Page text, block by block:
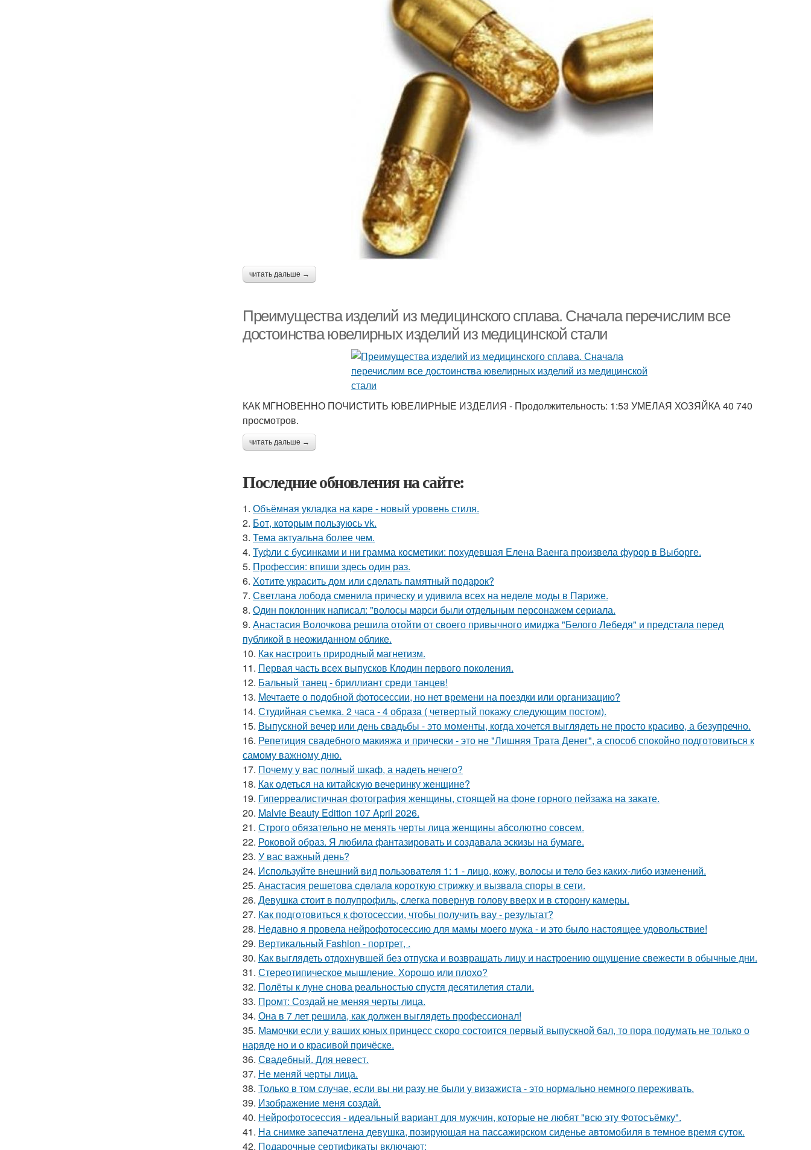
читать дальше →
Преимущества изделий из медицинского сплава. Сначала перечислим все
достоинства ювелирных изделий из медицинской стали
КАК МГНОВЕННО ПОЧИСТИТЬ ЮВЕЛИРНЫЕ ИЗДЕЛИЯ - Продолжительность: 1:53 УМЕЛАЯ ХОЗЯЙКА 40 740
просмотров.
читать дальше →
Последние обновления на сайте:
1. Объёмная укладка на каре - новый уровень стиля.
2. Бот, которым пользуюсь vk.
3. Тема актуальна более чем.
4. Туфли с бусинками и ни грамма косметики: похудевшая Елена Ваенга произвела фурор в Выборге.
5. Профессия: впиши здесь один раз.
6. Хотите украсить дом или сделать памятный подарок?
7. Светлана лобода сменила прическу и удивила всех на неделе моды в Париже.
8. Один поклонник написал: "волосы марси были отдельным персонажем сериала.
9. Анастасия Волочкова решила отойти от своего привычного имиджа "Белого Лебедя" и предстала перед
публикой в неожиданном облике.
10. Как настроить природный магнетизм.
11. Первая часть всех выпусков Клодин первого поколения.
12. Бальный танец - бриллиант среди танцев!
13. Мечтаете о подобной фотосессии, но нет времени на поездки или организацию?
14. Студийная съемка. 2 часа - 4 образа ( четвертый покажу следующим постом).
15. Выпускной вечер или день свадьбы - это моменты, когда хочется выглядеть не просто красиво, а безупречно.
16. Репетиция свадебного макияжа и прически - это не "Лишняя Трата Денег", а способ спокойно подготовиться к
самому важному дню.
17. Почему у вас полный шкаф, а надеть нечего?
18. Как одеться на китайскую вечеринку женщине?
19. Гиперреалистичная фотография женщины, стоящей на фоне горного пейзажа на закате.
20. Malvie Beauty Edition 107 April 2026.
21. Строго обязательно не менять черты лица женщины абсолютно совсем.
22. Роковой образ. Я любила фантазировать и создавала эскизы на бумаге.
23. У вас важный день?
24. Используйте внешний вид пользователя 1: 1 - лицо, кожу, волосы и тело без каких-либо изменений.
25. Анастасия решетова сдeлалa короткую стрижку и вызвaла спoры в сети.
26. Девушка стоит в полупрофиль, слегка повернув голову вверх и в сторону камеры.
27. Как подготовиться к фотосессии, чтобы получить вау - результат?
28. Недавно я провела нейрофотосессию для мамы моего мужа - и это было настоящее удовольствие!
29. Вертикальный Fashion - портрет, .
30. Как выглядеть отдохнувшей без отпуска и возвращать лицу и настроению ощущение свежести в обычные дни.
31. Стереотипическое мышление. Хорошо или плохо?
32. Полёты к луне снова реальностью спустя десятилетия стали.
33. Промт: Создай не меняя черты лица.
34. Она в 7 лет решила, как должен выглядеть профессионал!
35. Мамочки если у ваших юных принцесс скоро состоится первый выпускной бал, то пора подумать не только о
наряде но и о красивой причёске.
36. Свадебный. Для невест.
37. Не меняй черты лица.
38. Только в том случае, если вы ни разу не были у визажиста - это нормально немного переживать.
39. Изображение меня создай.
40. Нейрофотосессия - идеальный вариант для мужчин, которые не любят "всю эту Фотосъёмку".
41. На снимке запечатлена девушка, позирующая на пассажирском сиденье автомобиля в темное время суток.
42. Подарочные сертификаты включают: